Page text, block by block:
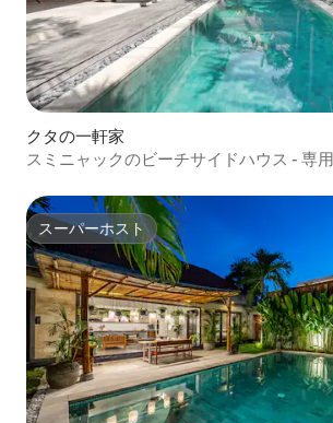
クタの一軒家
スミニャックのビーチサイドハウス - 専
スーパーホスト
スーパーホスト